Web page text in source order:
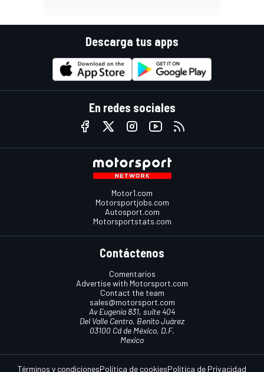
Descarga tus apps
En redes sociales
Motor1.com
Motorsportjobs.com
Autosport.com
Motorsportstats.com
Contáctenos
Comentarios
Advertise with Motorsport.com
Contact the team
sales@motorsport.com
Av Eugenia 831, suite 404
Del Valle Centro, Benito Juárez
03100 Cd de México, D.F.
Mexico
Términos y condicionesPolítica de cookiesPolítica de Privacidad